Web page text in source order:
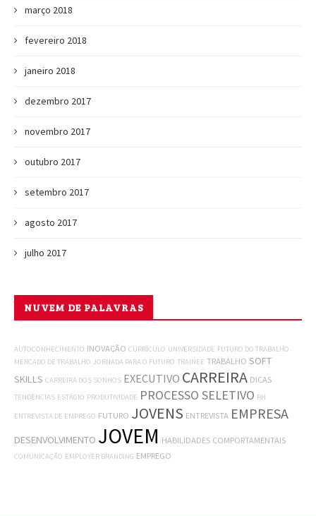
março 2018
fevereiro 2018
janeiro 2018
dezembro 2017
novembro 2017
outubro 2017
setembro 2017
agosto 2017
julho 2017
NUVEM DE PALAVRAS
AUTOCONHECIMENTO INOVAÇÃO CURRÍCULO UNIVERSIDADE FUTURO DO TRABALHO
MERCADO DE TRABALHO JORNADA PARA O FUTURO TRAINEE TRABALHO SOFT
SKILLS CARREIRA DOS SONHOS EXECUTIVO CARREIRA DICAS
TENDÊNCIAS ESTÁGIO PRODUTIVIDADE PROCESSO SELETIVO RH
ENTREVISTA DE EMPREGO FUTURO JOVENS ENTREVISTA EMPRESA
DESENVOLVIMENTO JOVEM HABILIDADES COMPORTAMENTAIS
COMUNICAÇÃO EMPLOYER BRANDING EMPREGO